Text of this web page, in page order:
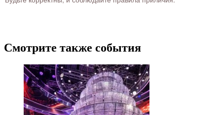
Смотрите также события